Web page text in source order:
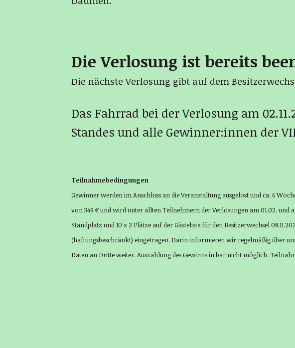
Die Verlosung ist bereits
Die nächste Verlosung gibt auf dem
Das Fahrrad bei der Verlosung am
Standes und alle Gewinner:innen der
Teilnahmebedingungen
Gewinner werden im Anschluss an die Veranstaltung ausgelost und ca. 6
von 349 € und wird unter allten Teilnehmern der Verlosungen am 01.02. und
Standplatz und 10 x 2 Plätze auf der Gästeliste für den Besitzerwechsel
(haftungsbeschränkt) eingetragen. Darin informieren wir regelmäßig über
Daten an Dritte weiter. Auszahlung des Gewinns in bar nicht möglich.